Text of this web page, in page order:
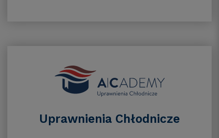
Uprawnienia Chłodnicze